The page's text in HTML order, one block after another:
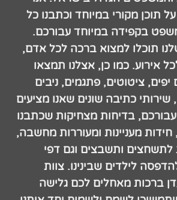
תוכן מקורי במיוחד וכתבנו כל
בקפידה במיוחד עבורכם.
תוכלו למצוא ברכה לכל אדם,
אירוע. כמו כן, אצלנו תמצאו
ציטוטים, פתגמים, ניבים
שירותי כתיבה שונים שאנו מציעים
בדיחות מצחיקות שכתבנו
מעניינות ומעוררות מחשבה,
לתשחצים ותשבצים וגם דפי
לילדים שבינינו. צוות
ברכות מאחלים לכם גלישה